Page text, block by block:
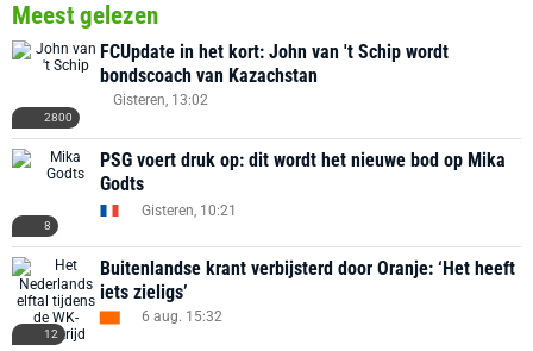
Meest gelezen
2800
FCUpdate in het kort: John van 't Schip wordt
bondscoach van Kazachstan
Gisteren, 13:02
8
PSG voert druk op: dit wordt het nieuwe bod op Mika
Godts
Gisteren, 10:21
12
Buitenlandse krant verbijsterd door Oranje: ‘Het heeft
iets zieligs’
6 aug. 15:32